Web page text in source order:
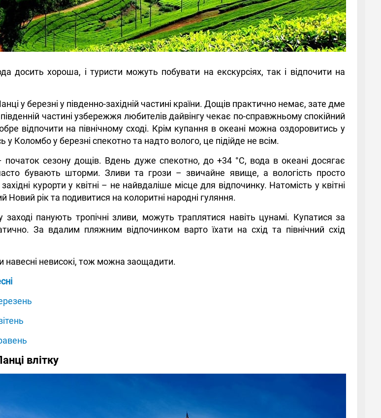
досить хороша, і туристи можуть побувати на екскурсіях, так і відпочити на
у березні у південно-західній частині країни. Дощів практично немає, зате дме
частині узбережжя любителів дайвінгу чекає по-справжньому спокійний
відпочити на північному сході. Крім купання в океані можна оздоровитись у
у Коломбо у березні спекотно та надто волого, це підійде не всім.
початок сезону дощів. Вдень дуже спекотно, до +34 °C, вода в океані досягає
бувають шторми. Зливи та грози – звичайне явище, а вологість просто
курорти у квітні – не найвдаліше місце для відпочинку. Натомість у квітні
Новий рік та подивитися на колоритні народні гуляння.
заході панують тропічні зливи, можуть траплятися навіть цунамі. Купатися за
За вдалим пляжним відпочинком варто їхати на схід та північний схід
навесні невисокі, тож можна заощадити.
влітку